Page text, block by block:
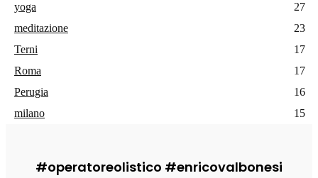
yoga
27
meditazione
23
Terni
17
Roma
17
Perugia
16
milano
15
#operatoreolistico #enricovalbonesi